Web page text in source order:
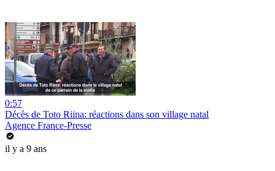
0:57
Décès de Toto Riina: réactions dans son village natal
Agence France-Presse
il y a 9 ans